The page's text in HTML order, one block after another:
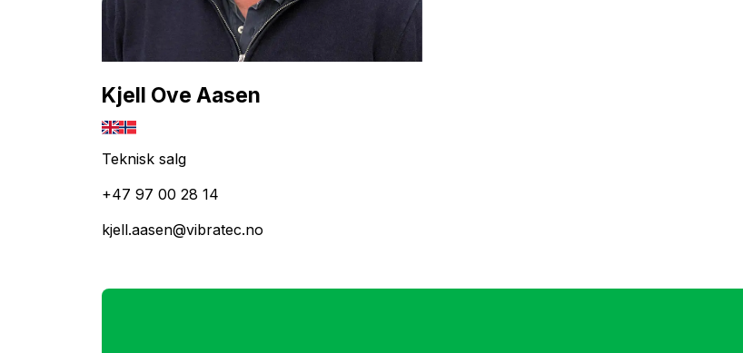
Kjell Ove Aasen
Teknisk salg
+47 97 00 28 14
kjell.aasen@vibratec.no